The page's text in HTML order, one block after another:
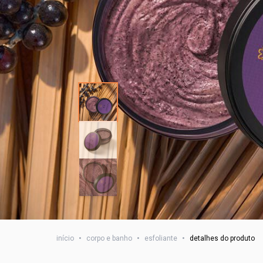
início • corpo e banho • esfoliante • detalhes do produto